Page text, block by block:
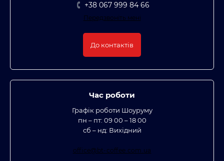
+38 067 999 84 66
Передзвоніть мені
До контактів
Час роботи
Графік роботи Шоуруму
пн – пт: 09 00 – 18 00
сб – нд: Вихідний
office@bt-coffee.com.ua